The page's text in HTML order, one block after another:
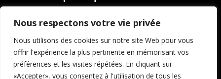
Nous respectons votre vie privée
Nous utilisons des cookies sur notre site Web pour vous
offrir l'expérience la plus pertinente en mémorisant vos
préférences et les visites répétées. En cliquant sur
«Accepter», vous consentez à l'utilisation de tous les
Secteur rencontre
Secteur vidéo surveillance
Secteur formation